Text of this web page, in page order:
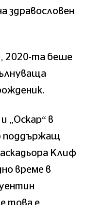
здравословен
2020-та беше
„Оскар“ в
поддържащ
Клиф
време в
това е